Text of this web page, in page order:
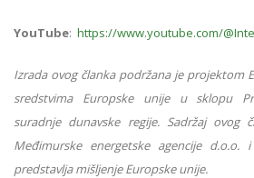
YouTube: https://www.youtube.com/
Izrada ovog članka podržana je projektom
sredstvima Europske unije u sklopu
suradnje dunavske regije. Sadržaj ovog
Međimurske energetske agencije
predstavlja mišljenje Europske unije.